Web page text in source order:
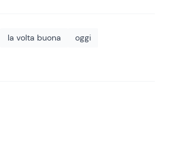
la volta buona
oggi